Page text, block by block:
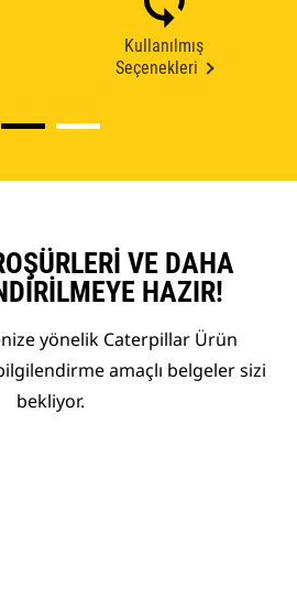
Kullanılmış
Seçenekleri
VE DAHA
HAZIR!
yönelik Caterpillar Ürün
amaçlı belgeler sizi
bekliyor.